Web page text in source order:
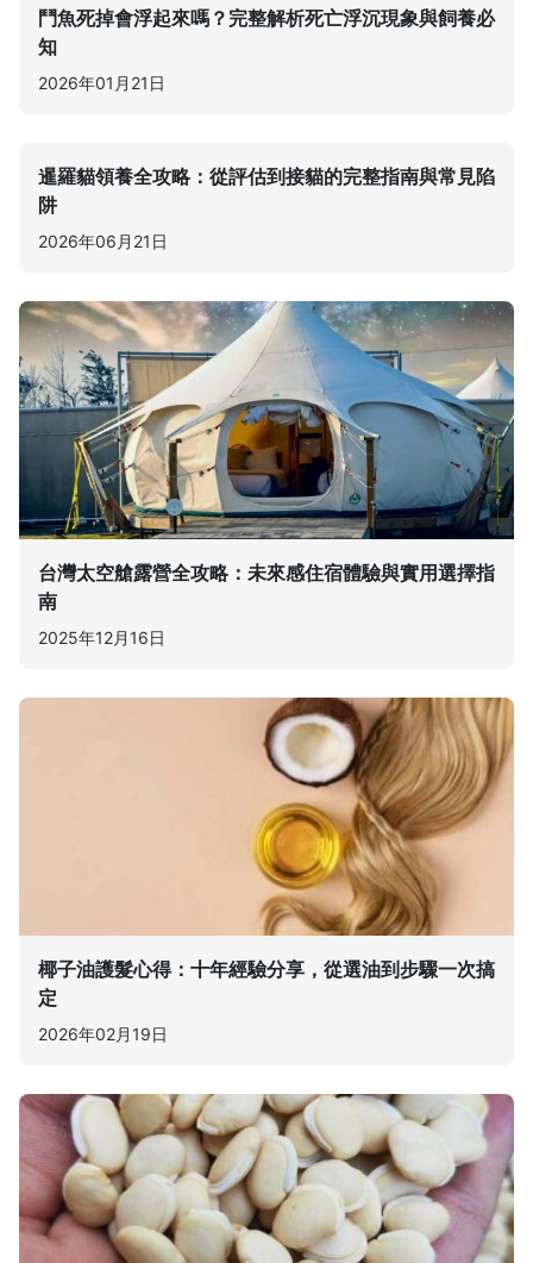
鬥魚死掉會浮起來嗎？完整解析死亡浮沉現象與飼養必
知
2026年01月21日
暹羅貓領養全攻略：從評估到接貓的完整指南與常見陷
阱
2026年06月21日
台灣太空艙露營全攻略：未來感住宿體驗與實用選擇指
南
2025年12月16日
椰子油護髮心得：十年經驗分享，從選油到步驟一次搞
定
2026年02月19日